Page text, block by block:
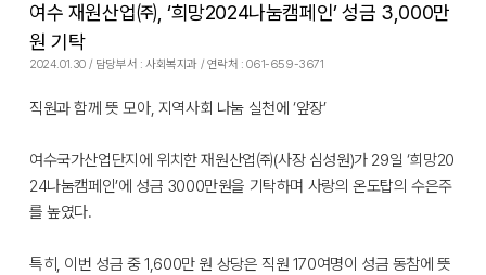
여수 재원산업㈜, ‘희망2024나눔캠페인’ 성금 3,000만
원 기탁
2024.01.30 / 담당부서 : 사회복지과 / 연락처 : 061-659-3671
직원과 함께 뜻 모아, 지역사회 나눔 실천에 ‘앞장’
여수국가산업단지에 위치한 재원산업㈜(사장 심성원)가 29일 ‘희망20
24나눔캠페인’에 성금 3000만원을 기탁하며 사랑의 온도탑의 수은주
를 높였다.
특히, 이번 성금 중 1,600만 원 상당은 직원 170여명이 성금 동참에 뜻